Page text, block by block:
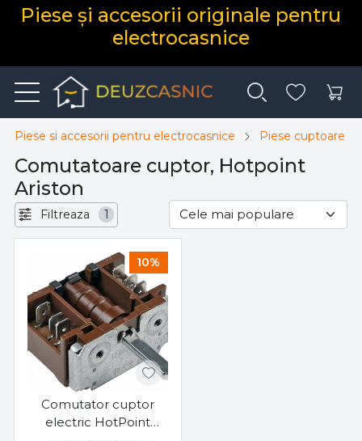
Piese și accesorii originale pentru
electrocasnice
Piese si accesorii pentru electrocasnice Piese cuptoare
Comutatoare cuptor, Hotpoint
Ariston
Filtreaza 1
10%
Comutator cuptor
electric HotPoint